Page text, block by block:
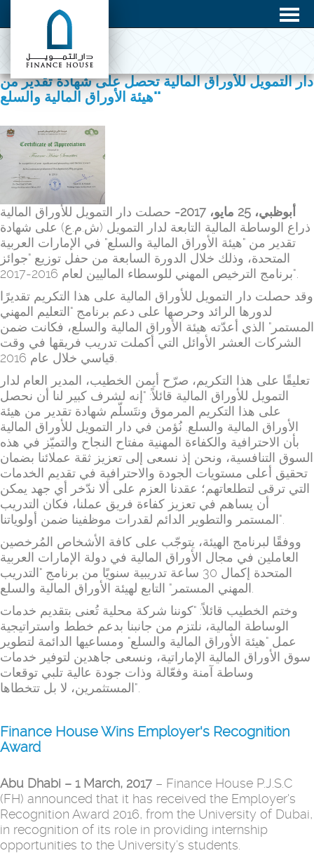
دار التمويل للأوراق المالية تحصل على شهادة تقدير من
"هيئة الأوراق المالية والسلع"
أبوظبي، 25 مايو، 2017-
حصلت دار التمويل للأوراق المالية
ذراع الوساطة المالية التابعة لدار التمويل (ش.م.ع) على شهادة
تقدير من "هيئة الأوراق المالية والسلع" في الإمارات العربية
المتحدة، وذلك خلال الدورة السابعة من حفل توزيع "جوائز
برنامج الترخيص المهني للوسطاء الماليين لعام 2016-2017".
وقد حصلت دار التمويل للأوراق المالية على هذا التكريم تقديرًا
لدورها الرائد وحرصها على دعم برنامج "التعليم المهني
المستمر" الذي أعدّته هيئة الأوراق المالية والسلع، فكانت ضمن
الشركات العشر الأوائل التي أكملت تدريب فريقها في وقت
تعليقًا على هذا التكريم، صرّح أيمن الخطيب، المدير العام لدار
التمويل للأوراق المالية قائلاً: "إنه لشرف كبير لنا أن نحصل
على هذا التكريم المرموق ونتَسلّم شهادة تقدير من هيئة
الأوراق المالية والسلع. نُؤمن في دار التمويل للأوراق المالية
بأن الاحترافية والكفاءة المهنية مفتاح النجاح والتميّز في هذه
السوق التنافسية، ونحن إذ نسعى إلى تعزيز ثقة عملائنا بضمان
تحقيق أعلى مستويات الجودة والاحترافية في تقديم الخدمات
التي ترقى لتطلعاتهم؛ عقدنا العزم على ألا ندّخر أي جهد يمكن
أن يساهم في تعزيز كفاءة فريق عملنا، فكان التدريب
المستمر والتطوير الدائم لقدرات موظفينا ضمن أولوياتنا".
ووفقًا لبرنامج الهيئة، يتوجّب على كافة الأشخاص المُرخصين
العاملين في مجال الأوراق المالية في دولة الإمارات العربية
المتحدة إكمال 30 ساعة تدريبية سنويًا من برنامج "التدريب
وختم الخطيب قائلاً: "كوننا شركة محلية تُعنى بتقديم خدمات
الوساطة المالية، نلتزم من جانبنا بدعم خطط واستراتيجية
عمل "هيئة الأوراق المالية والسلع" ومساعيها الدائمة لتطوير
سوق الأوراق المالية الإماراتية، ونسعى جاهدين لتوفير خدمات
وساطة آمنة وفعّالة وذات جودة عالية تلبي توقعات
المستثمرين، لا بل تتخطاها".
Finance House Wins Employer's Recognition
Award
Abu Dhabi – 1 March, 2017 – Finance House P.J.S.C
(FH) announced that it has received the Employer's
Recognition Award 2016, from the University of Dubai,
in recognition of its role in providing internship
opportunities to the University’s students.